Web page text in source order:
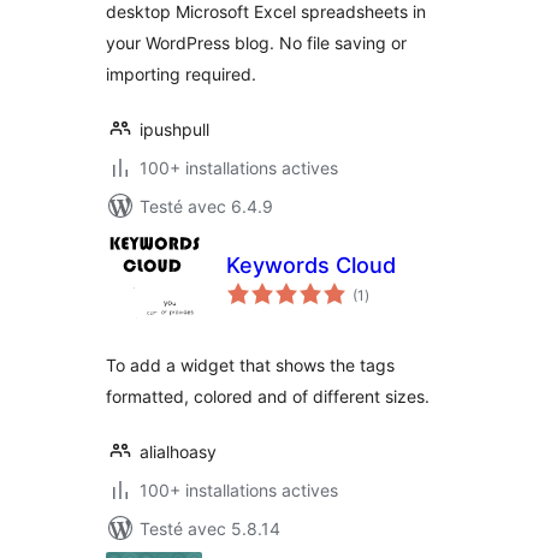
desktop Microsoft Excel spreadsheets in
your WordPress blog. No file saving or
importing required.
ipushpull
100+ installations actives
Testé avec 6.4.9
Keywords Cloud
(1 notes
en
)
To add a widget that shows the tags
formatted, colored and of different sizes.
alialhoasy
100+ installations actives
Testé avec 5.8.14